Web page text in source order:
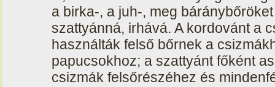
a birka-, a juh-, meg
szattyánná, irhává. A kordovánt a
használták felső bőrnek a
papucsokhoz; a szattyánt főként
csizmák felsőrészéhez és